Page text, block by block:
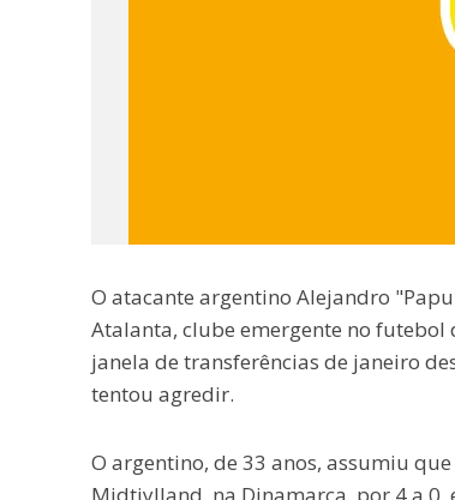
O atacante argentino Alejandro
Atalanta, clube emergente no futebol
janela de transferências de janeiro
tentou agredir.
O argentino, de 33 anos, assumiu